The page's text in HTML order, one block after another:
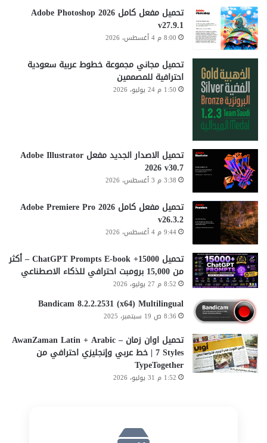
تحميل مفعل كامل Adobe Photoshop 2026
v27.9.1
8:00 م 4 أغسطس، 2026
تحميل مجاني مجموعة خطوط عربية سعودية
احترافية للمصممين
1:50 م 24 يوليو، 2026
تحميل الاصدار الجديد مفعل Adobe Illustrator
2026 v30.7
3:38 م 3 أغسطس، 2026
تحميل مفعل كامل Adobe Premiere Pro 2026
v26.3.2
9:44 م 4 أغسطس، 2026
تحميل 15000+ ChatGPT Prompts E-book – أكثر
من 15,000 برومبت احترافي للذكاء الاصطناعي
8:52 م 27 يوليو، 2026
Bandicam 8.2.2.2531 (x64) Multilingual
8:36 ص 19 سبتمبر، 2025
تحميل اوان زمان AwanZaman Latin + Arabic –
7 Styles | خط عربي وإنجليزي احترافي من
TypeTogether
1:52 م 31 يوليو، 2026